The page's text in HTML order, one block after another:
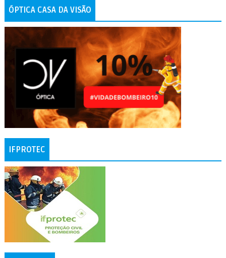
ÓPTICA CASA DA VISÃO
IFPROTEC